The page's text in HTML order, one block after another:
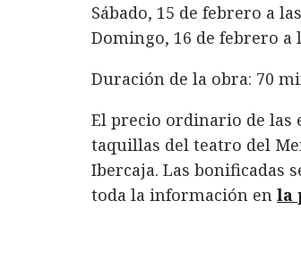
Sábado, 15 de febrero a
Domingo, 16 de febrero a
Duración de la obra: 70
El precio ordinario de las
taquillas del teatro del
Ibercaja. Las bonificadas
toda la información en la